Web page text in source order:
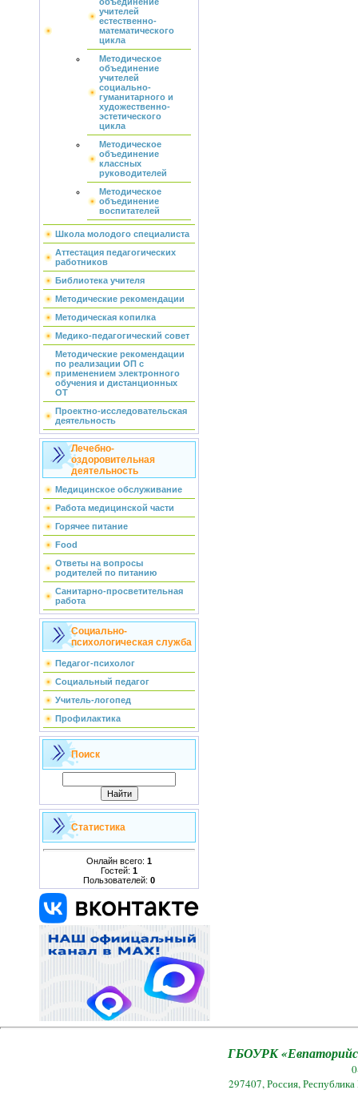
учителей
естественно-
математического
цикла
Методическое
объединение
учителей
социально-
гуманитарного и
художественно-
эстетического
цикла
Методическое
объединение
классных
руководителей
Методическое
объединение
воспитателей
Школа молодого специалиста
Аттестация педагогических
работников
Библиотека учителя
Методические рекомендации
Методическая копилка
Медико-педагогический совет
Методические рекомендации
по реализации ОП с
применением электронного
обучения и дистанционных
ОТ
Проектно-исследовательская
деятельность
Лечебно-
оздоровительная
деятельность
Медицинское обслуживание
Работа медицинской части
Горячее питание
Food
Ответы на вопросы
родителей по питанию
Санитарно-просветительная
работа
Социально-
психологическая служба
Педагог-психолог
Социальный педагог
Учитель-логопед
Профилактика
Поиск
Статистика
Онлайн всего: 1
Гостей: 1
Пользователей: 0
ГБОУРК
297407, Россия,